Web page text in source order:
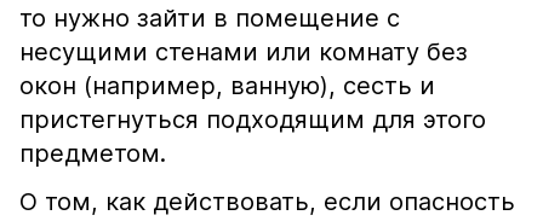
то нужно зайти в помещение с
несущими стенами или комнату без
окон (например, ванную), сесть и
пристегнуться подходящим для этого
предметом.
О том, как действовать, если опасность